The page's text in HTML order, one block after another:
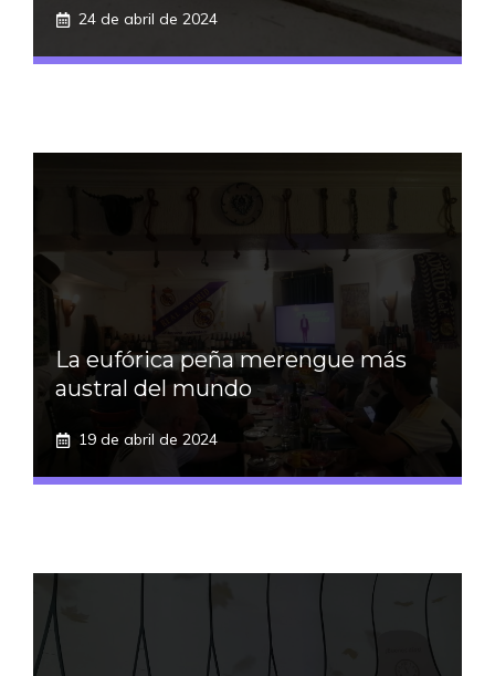
24 de abril de 2024
La eufórica peña merengue más
austral del mundo
19 de abril de 2024